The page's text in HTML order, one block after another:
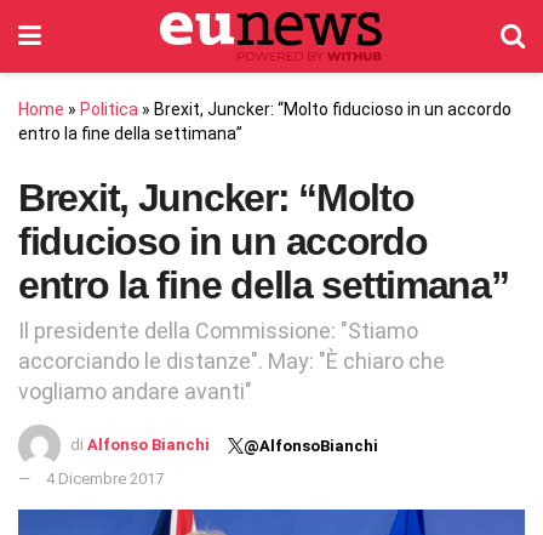
Home » Politica » Brexit, Juncker: “Molto fiducioso in un accordo
entro la fine della settimana”
Brexit, Juncker: “Molto
fiducioso in un accordo
entro la fine della settimana”
Il presidente della Commissione: "Stiamo
accorciando le distanze". May: "È chiaro che
vogliamo andare avanti"
di Alfonso Bianchi
@AlfonsoBianchi
4 Dicembre 2017